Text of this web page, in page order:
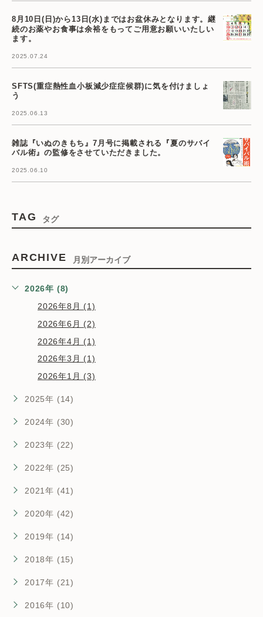
8月10日(日)から13日(水)まではお盆休みとなります。継
続のお薬やお食事は余裕をもってご用意お願いいたしい
ます。
2025.07.24
SFTS(重症熱性血小板減少症症候群)に気を付けましょ
う
2025.06.13
雑誌『いぬのきもち』7月号に掲載される『夏のサバイ
バル術』の監修をさせていただきました。
2025.06.10
TAG タグ
ARCHIVE 月別アーカイブ
2026年 (8)
2026年8月 (1)
2026年6月 (2)
2026年4月 (1)
2026年3月 (1)
2026年1月 (3)
2025年 (14)
2024年 (30)
2023年 (22)
2022年 (25)
2021年 (41)
2020年 (42)
2019年 (14)
2018年 (15)
2017年 (21)
2016年 (10)